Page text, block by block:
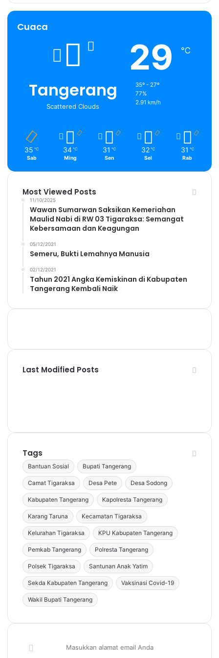
Cuaca
Tangerang
Scattered Clouds
29 ℃
35º - 27º
77%
2.91 km/h
35 ℃
Sab
34 ℃
Ming
31 ℃
Sen
32 ℃
Sel
31 ℃
Rab
Most Viewed Posts
11/10/2025
Wawan Sumarwan Saksikan Kemeriahan
Maulid Nabi di RW 03 Tigaraksa: Semangat
Kebersamaan dan Keagungan
05/12/2021
Semeru, Bukti Lemahnya Manusia
02/12/2021
Tahun 2021 Angka Kemiskinan di Kabupaten
Tangerang Kembali Naik
Last Modified Posts
Tags
Bantuan Sosial Bupati Tangerang
Camat Tigaraksa Desa Pete Desa Sodong
Kabupaten Tangerang Kapolresta Tangerang
Karang Taruna Kecamatan Tigaraksa
Kelurahan Tigaraksa KPU Kabupaten Tangerang
Pemkab Tangerang Polresta Tangerang
Polsek Tigaraksa Santunan Anak Yatim
Sekda Kabupaten Tangerang Vaksinasi Covid-19
Wakil Bupati Tangerang
Masukkan
alamat